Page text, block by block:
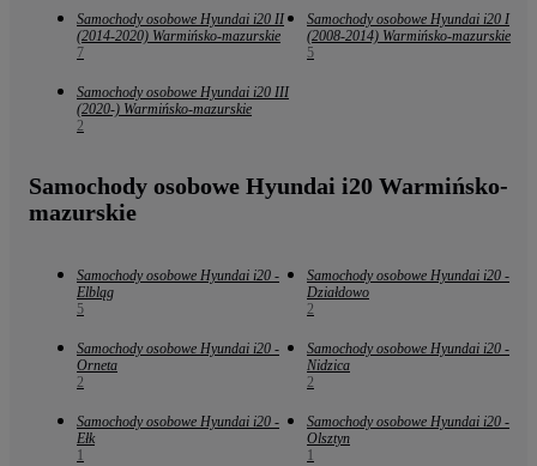
Samochody osobowe Hyundai i20 II
(2014-2020) Warmińsko-mazurskie
7
Samochody osobowe Hyundai i20 I
(2008-2014) Warmińsko-mazurskie
5
Samochody osobowe Hyundai i20 III
(2020-) Warmińsko-mazurskie
2
Samochody osobowe Hyundai i20 Warmińsko-
mazurskie
Samochody osobowe Hyundai i20 -
Elbląg
5
Samochody osobowe Hyundai i20 -
Działdowo
2
Samochody osobowe Hyundai i20 -
Orneta
2
Samochody osobowe Hyundai i20 -
Nidzica
2
Samochody osobowe Hyundai i20 -
Ełk
1
Samochody osobowe Hyundai i20 -
Olsztyn
1